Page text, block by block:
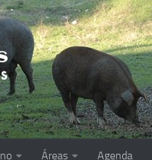
Áreas Agenda